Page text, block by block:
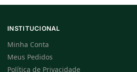
INSTITUCIONAL
Minha Conta
Meus Pedidos
Política de Privacidade